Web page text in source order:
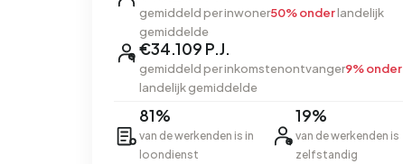
gemiddeld per inwoner50% onderlandelijk
gemiddelde
€34.109 P.J.
gemiddeld per inkomstenontvanger9% onder
landelijk gemiddelde
81%
van de werkenden is in
loondienst
19%
van de werkenden is
zelfstandig